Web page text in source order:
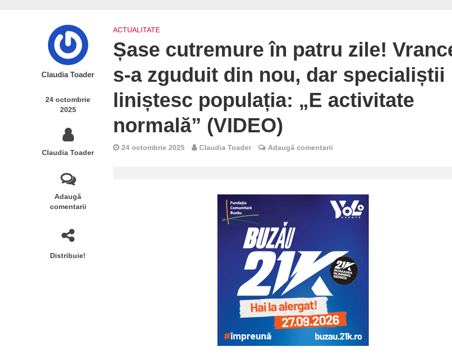
Claudia Toader
24 octombrie
2025
Claudia Toader
Adaugă
comentarii
Distribuie!
ACTUALITATE
Șase cutremure în patru zile!
s-a zguduit din nou, dar specialiștii
liniștesc populația: „E activitate
normală” (VIDEO)
24 octombrie 2025 Claudia Toader Adaugă comentarii